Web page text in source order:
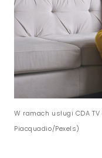
W ramach usługi CDA
Piacquadio/Pexels)